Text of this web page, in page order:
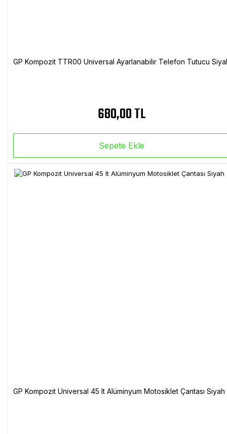
GP Kompozit TTR00 Universal Ayarlanabilir Telefon Tutucu
680,00 TL
Sepete Ekle
GP Kompozit Universal 45 lt Alüminyum Motosiklet Çantası Siyah